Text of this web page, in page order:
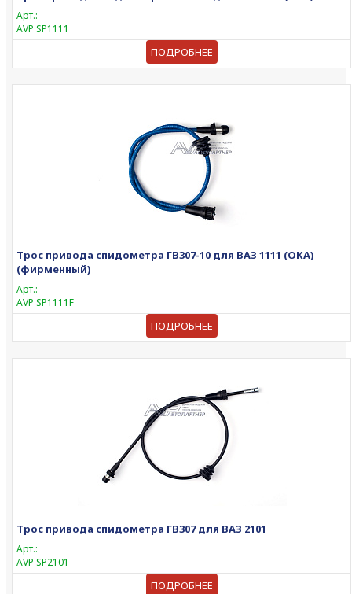
Арт.:
AVP SP1111
ПОДРОБНЕЕ
Трос привода спидометра ГВ307-10 для ВАЗ 1111 (ОКА)
(фирменный)
Арт.:
AVP SP1111F
ПОДРОБНЕЕ
Трос привода спидометра ГВ307 для ВАЗ 2101
Арт.:
AVP SP2101
ПОДРОБНЕЕ